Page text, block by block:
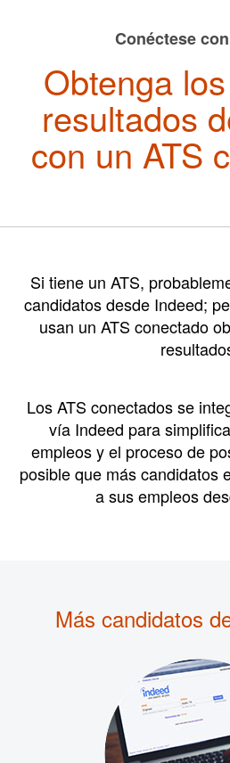
Conéctese
Obtenga
resultados
con un ATS
Si tiene un ATS,
candidatos desde Indeed;
usan un ATS conectado
Los ATS conectados se
vía Indeed para
empleos y el proceso de
posible que más candidatos
a sus empleos
Más candidatos